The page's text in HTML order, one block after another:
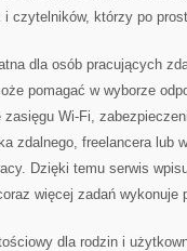
czytelników, którzy po
dla osób pracujących
pomagać w wyborze
zasięgu Wi-Fi,
zdalnego, freelancera lub
Dzięki temu serwis
więcej zadań wykonuje
dla rodzin i